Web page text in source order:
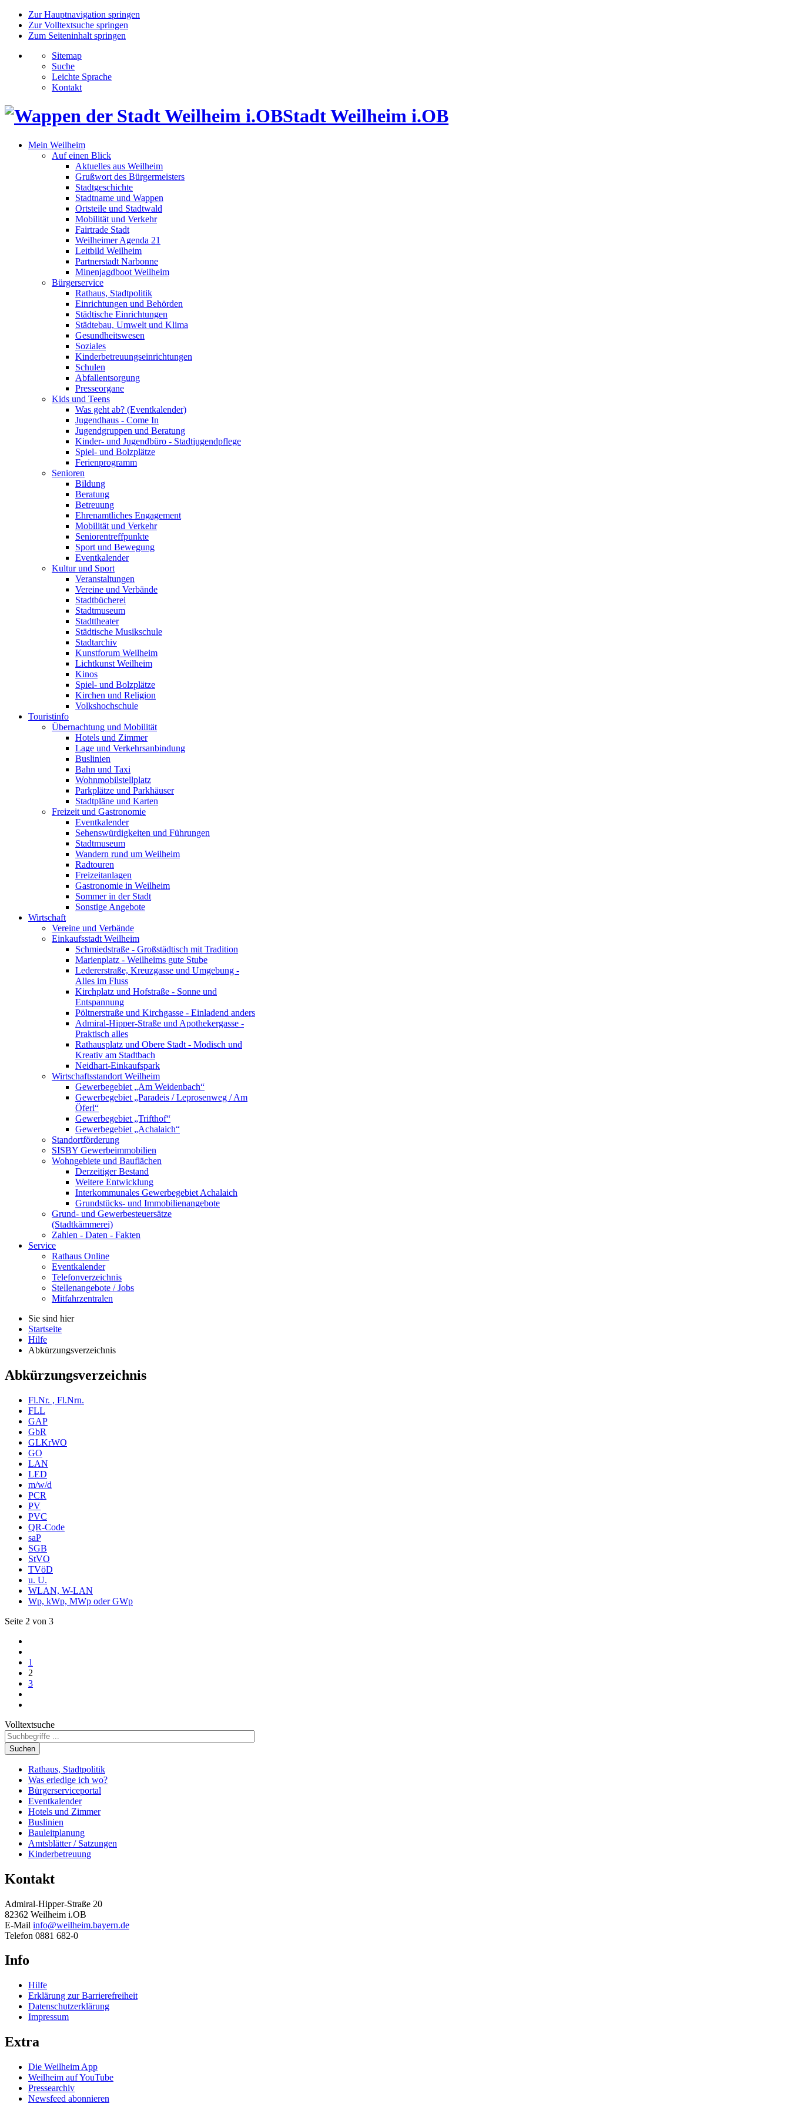
Zur Hauptnavigation springen
Zur Volltextsuche springen
Zum Seiteninhalt springen
Sitemap
Suche
Leichte Sprache
Kontakt
Stadt Weilheim i.OB
Mein Weilheim
Auf einen Blick
Aktuelles aus Weilheim
Grußwort des Bürgermeisters
Stadtgeschichte
Stadtname und Wappen
Ortsteile und Stadtwald
Mobilität und Verkehr
Fairtrade Stadt
Weilheimer Agenda 21
Leitbild Weilheim
Partnerstadt Narbonne
Minenjagdboot Weilheim
Bürgerservice
Rathaus, Stadtpolitik
Einrichtungen und Behörden
Städtische Einrichtungen
Städtebau, Umwelt und Klima
Gesundheitswesen
Soziales
Kinderbetreuungseinrichtungen
Schulen
Abfallentsorgung
Presseorgane
Kids und Teens
Was geht ab? (Eventkalender)
Jugendhaus - Come In
Jugendgruppen und Beratung
Kinder- und Jugendbüro - Stadtjugendpflege
Spiel- und Bolzplätze
Ferienprogramm
Senioren
Bildung
Beratung
Betreuung
Ehrenamtliches Engagement
Mobilität und Verkehr
Seniorentreffpunkte
Sport und Bewegung
Eventkalender
Kultur und Sport
Veranstaltungen
Vereine und Verbände
Stadtbücherei
Stadtmuseum
Stadttheater
Städtische Musikschule
Stadtarchiv
Kunstforum Weilheim
Lichtkunst Weilheim
Kinos
Spiel- und Bolzplätze
Kirchen und Religion
Volkshochschule
Touristinfo
Übernachtung und Mobilität
Hotels und Zimmer
Lage und Verkehrsanbindung
Buslinien
Bahn und Taxi
Wohnmobilstellplatz
Parkplätze und Parkhäuser
Stadtpläne und Karten
Freizeit und Gastronomie
Eventkalender
Sehenswürdigkeiten und Führungen
Stadtmuseum
Wandern rund um Weilheim
Radtouren
Freizeitanlagen
Gastronomie in Weilheim
Sommer in der Stadt
Sonstige Angebote
Wirtschaft
Vereine und Verbände
Einkaufsstadt Weilheim
Schmiedstraße - Großstädtisch mit Tradition
Marienplatz - Weilheims gute Stube
Ledererstraße, Kreuzgasse und Umgebung -
Alles im Fluss
Kirchplatz und Hofstraße - Sonne und
Entspannung
Pöltnerstraße und Kirchgasse - Einladend anders
Admiral-Hipper-Straße und Apothekergasse -
Praktisch alles
Rathausplatz und Obere Stadt - Modisch und
Kreativ am Stadtbach
Neidhart-Einkaufspark
Wirtschaftsstandort Weilheim
Gewerbegebiet „Am Weidenbach“
Gewerbegebiet „Paradeis / Leprosenweg / Am
Öferl“
Gewerbegebiet „Trifthof“
Gewerbegebiet „Achalaich“
Standortförderung
SISBY Gewerbeimmobilien
Wohngebiete und Bauflächen
Derzeitiger Bestand
Weitere Entwicklung
Interkommunales Gewerbegebiet Achalaich
Grundstücks- und Immobilienangebote
Grund- und Gewerbesteuersätze
(Stadtkämmerei)
Zahlen - Daten - Fakten
Service
Rathaus Online
Eventkalender
Telefonverzeichnis
Stellenangebote / Jobs
Mitfahrzentralen
Sie sind hier
Startseite
Hilfe
Abkürzungsverzeichnis
Abkürzungsverzeichnis
Fl.Nr. , Fl.Nrn.
FLL
GAP
GbR
GLKrWO
GO
LAN
LED
m/w/d
PCR
PV
PVC
QR-Code
saP
SGB
StVO
TVöD
u. U.
WLAN, W-LAN
Wp, kWp, MWp oder GWp
Seite 2 von 3
1
2
3
Volltextsuche
Suchen
Rathaus, Stadtpolitik
Was erledige ich wo?
Bürgerserviceportal
Eventkalender
Hotels und Zimmer
Buslinien
Bauleitplanung
Amtsblätter / Satzungen
Kinderbetreuung
Kontakt
Admiral-Hipper-Straße 20
82362 Weilheim i.OB
E-Mail info@weilheim.bayern.de
Telefon 0881 682-0
Info
Hilfe
Erklärung zur Barrierefreiheit
Datenschutzerklärung
Impressum
Extra
Die Weilheim App
Weilheim auf YouTube
Pressearchiv
Newsfeed abonnieren